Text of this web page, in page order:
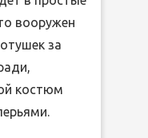
вооружен
за
костюм